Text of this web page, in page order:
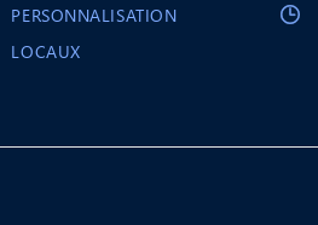
PERSONNALISATION
LOCAUX